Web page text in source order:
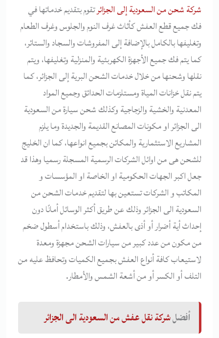
شركة شحن من السعودية إلى الجزائرتقوم بتقديم خدماتها في
فك جميع قطع العفش كأثاث غرف النوم والجلوس وغرف الطعام
وتغليفها بالكامل بالإضافة إلى المفروشات والسجاد والستائر،
كما يتم فك جميع الأجهزة الكهربئية والمنزلية وتغليفها، ويتم
نقلها وشحنها من خلال خدمات الشحن البرية إلى الجزائر، كما
يتم نقل خزانات المياة ومستلزمات الحدائق وجميع المواد
المعدنية والخشية والزجاجية وكذلك شحن سيارة من السعودية
الى الجزائر او مكونات المصانع القديمة والجديدة وما يلزم
المشاريع الاستثمارية والمكائن بجميع انواعها، كما ان الخليج
للشحن هى من اوائل الشركات الرسمية المسجلة رسميا وهذا قد
جعل اكبر الجهات الحكومية او الخاصة او المؤسسات و
المكاتب و الشركات تستعين بها لتقديم خدمات الشحن من
السعودية الى الجزائر وذلك عن طريق أكثر الوسائل أمانًا دون
إحداث أية أضرار أو أذى بالعفش، وذلك باستخدام أسطول ضخم
من مكون من عدد كبير من سيارات الشحن مجهزة ومعدة
لاستيعاب كافة أنواع العفش بجميع الكميات وتحافظ عليه من
التلف أو الكسر أو من أشعة الشمس والأمطار.
أفضلشركة نقل عفش من السعودية الى الجزائر